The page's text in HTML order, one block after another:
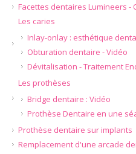
Facettes dentaires Lumineers -
Les caries
Inlay-onlay : esthétique
Obturation dentaire - Vidéo
Dévitalisation - Traitement
Les prothèses
Bridge dentaire : Vidéo
Prothèse Dentaire en une
Prothèse dentaire sur implants
Remplacement d'une arcade